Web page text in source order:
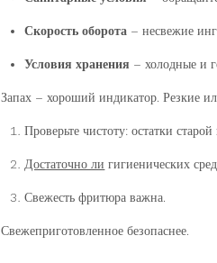
Скорость оборота – несвежие
Условия хранения – холодные и
Запах – хороший индикатор. Резкие
Проверьте чистоту: остатки
Достаточно ли гигиенических
Свежесть фритюра важна.
Свежеприготовленное безопаснее.